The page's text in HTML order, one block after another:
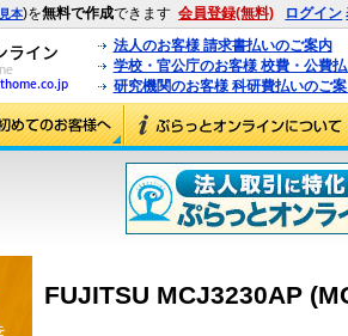
見本)を無料で作成できます 会員登録(無料) ログイン
法人のお客様 請求書払いのご案内
学校・官公庁のお客様 校費・公費
研究機関のお客様 科研費払いのご
FUJITSU MCJ3230AP